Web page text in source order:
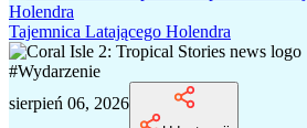
Tajemnica Latającego Holendra
#Wydarzenie
sierpień 06, 2026